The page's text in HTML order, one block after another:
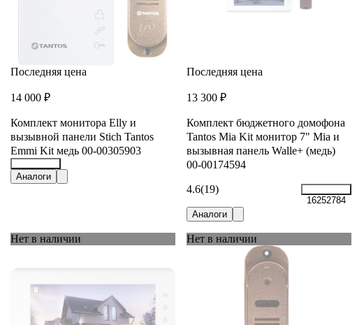
Последняя цена
14 000 ₽
Комплект монитора Elly и
вызывной панели Stich Tantos
Emmi Kit медь 00-00305903
28110806
Аналоги
Последняя цена
13 300 ₽
Комплект бюджетного домофона
Tantos Mia Kit монитор 7" Mia и
вызывная панель Walle+ (медь)
00-00174594
4.6(19)
16252784
Аналоги
Нет в наличии Нет в наличии